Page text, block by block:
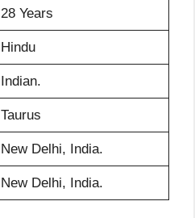
28 Years
Hindu
Indian.
Taurus
New Delhi, India.
New Delhi, India.